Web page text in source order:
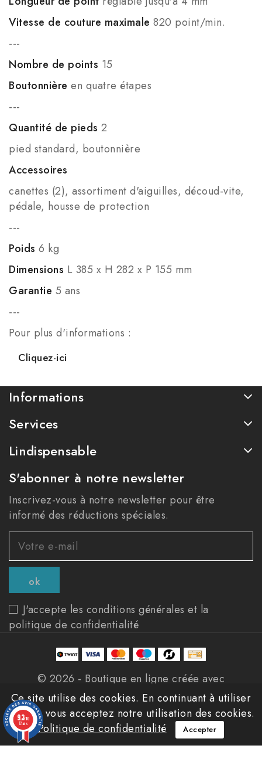
Vitesse de couture maximale 820 point/min.
---
Nombre de points 15
Boutonnière en quatre étapes
---
Quantité de pieds 2
pied standard, boutonnière
Accessoires
canettes (2), assortiment d'aiguilles, découd-vite,
pédale, housse de protection
---
Poids 6 kg
Dimensions L 385 x H 282 x P 155 mm
Garantie 5 ans
---
Pour plus d'informations :
Cliquez-ici
Informations
Services
Lindispensable
S'abonner à notre newsletter
Inscrivez-vous à notre newsletter pour être
informé des réductions spéciales.
J'accepte les conditions générales et la
politique de confidentialité
Ce site utilise des cookies. En continuant à utiliser
ce site, vous acceptez notre utilisation des cookies.
Politique de confidentialité
Accepter
© 2026 - Boutique en ligne créée avec
PrestaShop™
9.3/10
12 avis